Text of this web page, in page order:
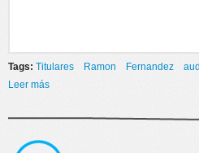
Tags: Titulares Ramon Fernandez
Leer más